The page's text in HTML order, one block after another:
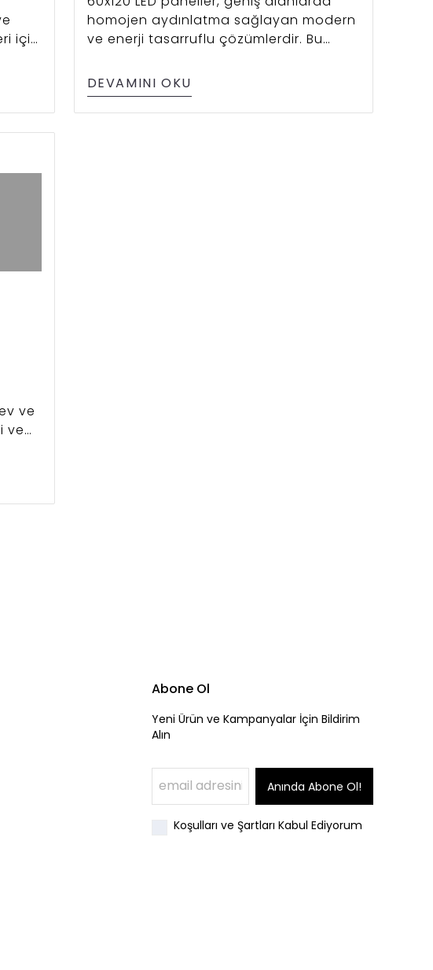
için
homojen aydınlatma sağlayan modern
ve enerji tasarruflu çözümlerdir. Bu
kullanım alanlarından seçim kriterlerine
kadar her detayı bulabilirsiniz.
DEVAMINI OKU
ve
ve
Abone Ol
Yeni Ürün ve Kampanyalar İçin Bildirim
Alın
Anında Abone Ol!
Koşulları ve Şartları Kabul Ediyorum